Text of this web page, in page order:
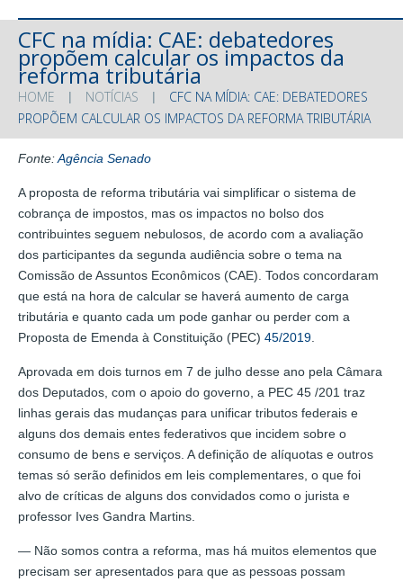
CFC na mídia: CAE: debatedores
propõem calcular os impactos da
reforma tributária
HOME NOTÍCIAS
CFC NA MÍDIA: CAE: DEBATEDORES
PROPÕEM CALCULAR OS IMPACTOS DA REFORMA TRIBUTÁRIA
Fonte:Agência Senado
A proposta de reforma tributária vai simplificar o sistema de
cobrança de impostos, mas os impactos no bolso dos
contribuintes seguem nebulosos, de acordo com a avaliação
dos participantes da segunda audiência sobre o tema na
Comissão de Assuntos Econômicos (CAE). Todos concordaram
que está na hora de calcular se haverá aumento de carga
tributária e quanto cada um pode ganhar ou perder com a
Proposta de Emenda à Constituição (PEC) 45/2019
Aprovada em dois turnos em 7 de julho desse ano pela Câmara
dos Deputados, com o apoio do governo, a PEC 45 /201 traz
linhas gerais das mudanças para unificar tributos federais e
alguns dos demais entes federativos que incidem sobre o
consumo de bens e serviços. A definição de alíquotas e outros
temas só serão definidos em leis complementares, o que foi
alvo de críticas de alguns dos convidados como o jurista e
professor Ives Gandra Martins.
— Não somos contra a reforma, mas há muitos elementos que
precisam ser apresentados para que as pessoas possam